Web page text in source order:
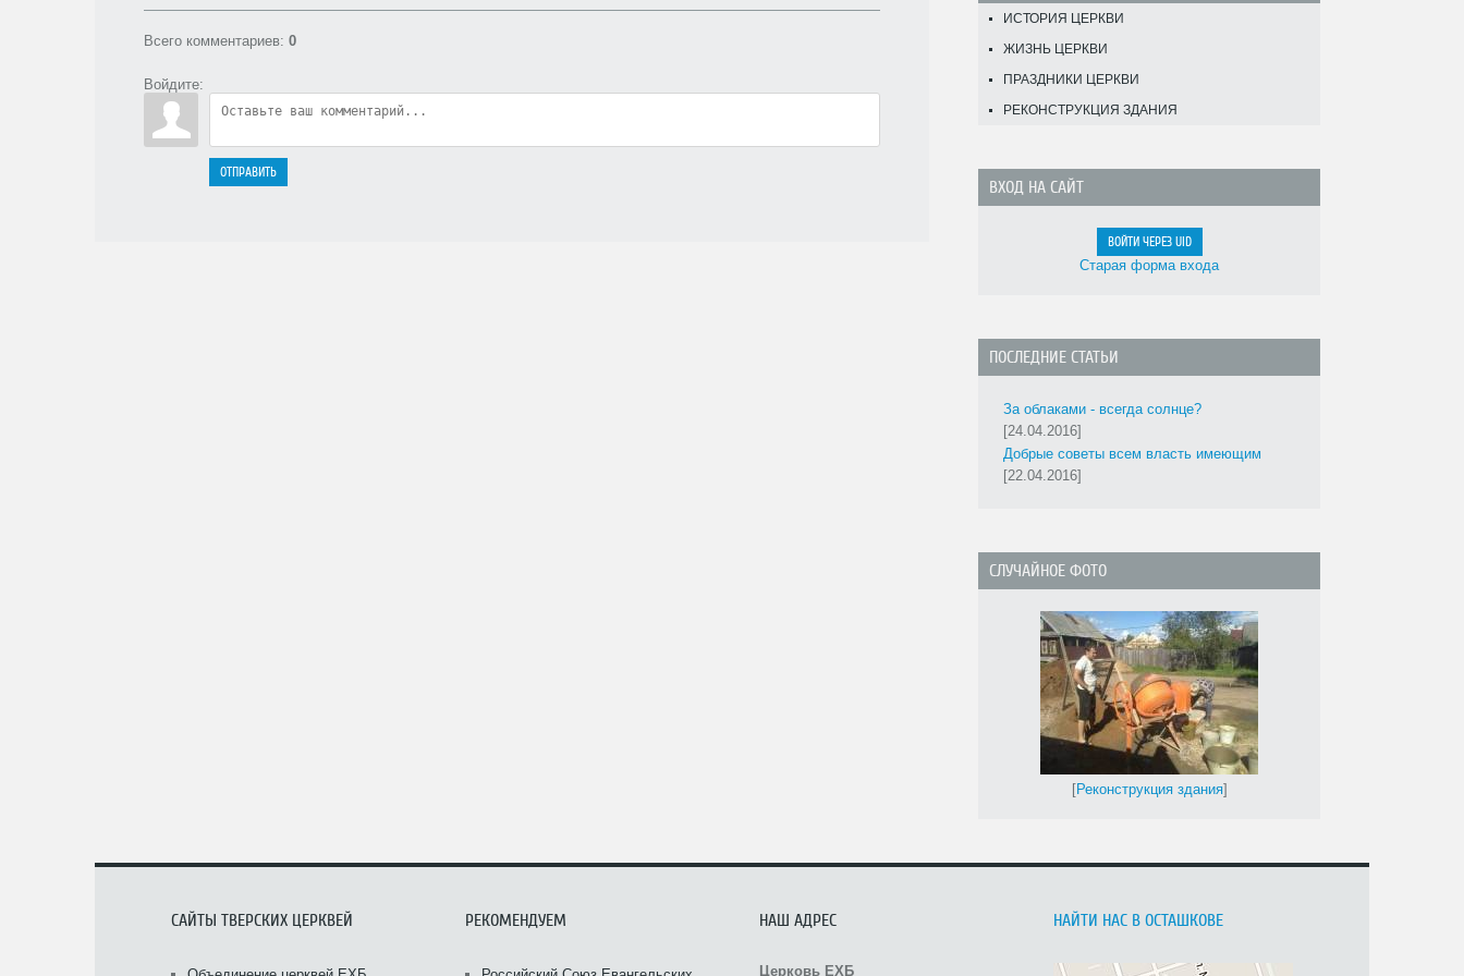
Всего комментариев: 0
Войдите:
ОТПРАВИТЬ
ИСТОРИЯ ЦЕРКВИ
ЖИЗНЬ ЦЕРКВИ
ПРАЗДНИКИ ЦЕРКВИ
РЕКОНСТРУКЦИЯ ЗДАНИЯ
ВХОД НА САЙТ
ВОЙТИ ЧЕРЕЗ UID
Старая форма входа
ПОСЛЕДНИЕ СТАТЬИ
За облаками - всегда солнце?
[24.04.2016]
Добрые советы всем власть имеющим
[22.04.2016]
СЛУЧАЙНОЕ ФОТО
[Реконструкция здания]
САЙТЫ ТВЕРСКИХ ЦЕРКВЕЙ РЕКОМЕНДУЕМ НАШ АДРЕС
Церковь ЕХБ
НАЙТИ НАС В ОСТАШКОВЕ